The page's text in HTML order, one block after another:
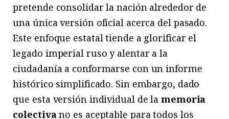
pretende consolidar la nación alrededor de
una única versión oficial acerca del pasado.
Este enfoque estatal tiende a glorificar el
legado imperial ruso y alentar a la
ciudadanía a conformarse con un informe
histórico simplificado. Sin embargo, dado
que esta versión individual de lamemoria
colectiva no es aceptable para todos los